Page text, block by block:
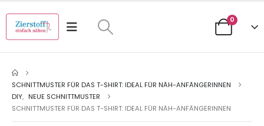
0
SCHNITTMUSTER FÜR DAS T-SHIRT: IDEAL FÜR NÄH-ANFÄNGERINNEN
DIY, NEUE SCHNITTMUSTER
SCHNITTMUSTER FÜR DAS T-SHIRT: IDEAL FÜR NÄH-ANFÄNGERINNEN